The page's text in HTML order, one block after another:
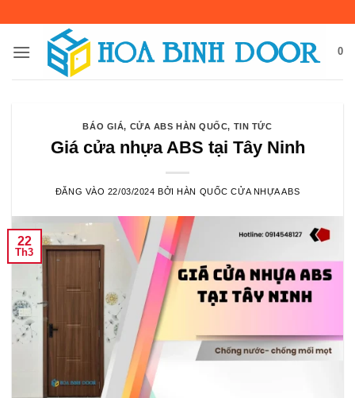
nội
0
BÁO GIÁ, CỬA ABS HÀN QUỐC, TIN TỨC
Giá cửa nhựa ABS tại Tây Ninh
ĐĂNG VÀO 22/03/2024 BỞIHÀN QUỐC CỬA NHỰA ABS
22
Th3